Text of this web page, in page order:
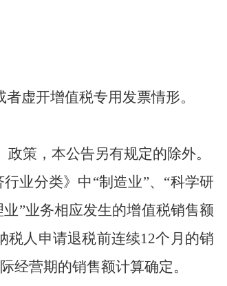
虚开增值税专用发票情形。
策，本公告另有规定的除外。
业分类》中“制造业”、 “科学研
业”业务相应发生的增值税销售额
税人申请退税前连续12个月的销
经营期的销售额计算确定。